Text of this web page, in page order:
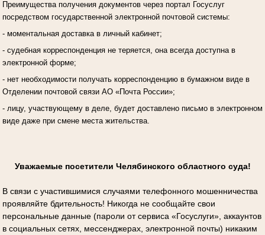
Преимущества получения документов через портал Госуслуг
посредством государственной электронной почтовой системы:
- моментальная доставка в личный кабинет;
- судебная корреспонденция не теряется, она всегда доступна в
электронной форме;
- нет необходимости получать корреспонденцию в бумажном виде в
Отделении почтовой связи АО «Почта России»;
- лицу, участвующему в деле, будет доставлено письмо в электронном
виде даже при смене места жительства.
Уважаемые посетители Челябинского областного суда!
В связи с участившимися случаями телефонного мошенничества
проявляйте бдительность! Никогда не сообщайте свои
персональные данные (пароли от сервиса «Госуслуги», аккаунтов
в социальных сетях, мессенджерах, электронной почты) никаким